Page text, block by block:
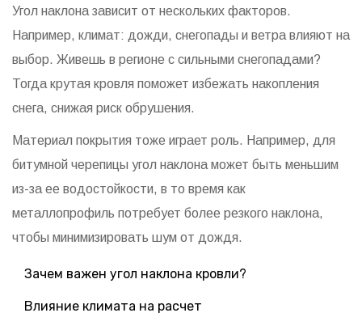
Угол наклона зависит от нескольких факторов.
Например, климат: дожди, снегопады и ветра влияют на
выбор. Живешь в регионе с сильными снегопадами?
Тогда крутая кровля поможет избежать накопления
снега, снижая риск обрушения.
Материал покрытия тоже играет роль. Например, для
битумной черепицы угол наклона может быть меньшим
из-за ее водостойкости, в то время как
металлопрофиль потребует более резкого наклона,
чтобы минимизировать шум от дождя.
Зачем важен угол наклона кровли?
Влияние климата на расчет